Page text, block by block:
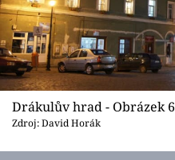
Drákulův hrad - Obrázek 6
Zdroj: David Horák